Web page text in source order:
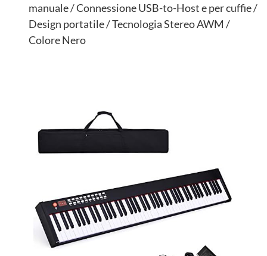
manuale / Connessione USB-to-Host e per cuffie /
Design portatile / Tecnologia Stereo AWM /
Colore Nero